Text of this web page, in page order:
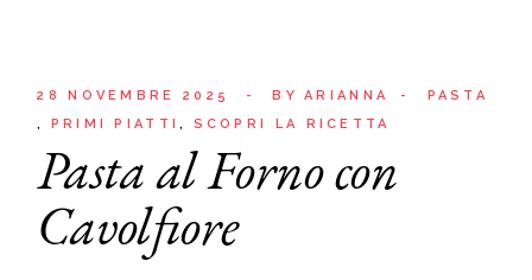
28 NOVEMBRE 2025 BY ARIANNA
PASTA
PRIMI PIATTI
SCOPRI LA RICETTA
Pasta al Forno con
Cavolfiore